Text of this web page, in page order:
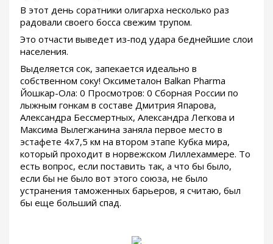
В этот день соратники олигарха несколько раз
радовали своего босса свежим трупом.
Это отчасти выведет из-под удара беднейшие слои
населения.
Выделяется сок, запекается идеально в
собственном соку! Оксиметалон Balkan Pharma
Йошкар-Ола: 0 Просмотров: 0 Сборная России по
лыжным гонкам в составе Дмитрия Япарова,
Александра Бессмертных, Александра Легкова и
Максима Вылегжанина заняла первое место в
эстафете 4х7,5 км на втором этапе Кубка мира,
который проходит в норвежском Лиллехаммере. То
есть вопрос, если поставить так, а что бы было,
если бы не было вот этого союза, не было
устранения таможенных барьеров, я считаю, был
бы еще больший спад.